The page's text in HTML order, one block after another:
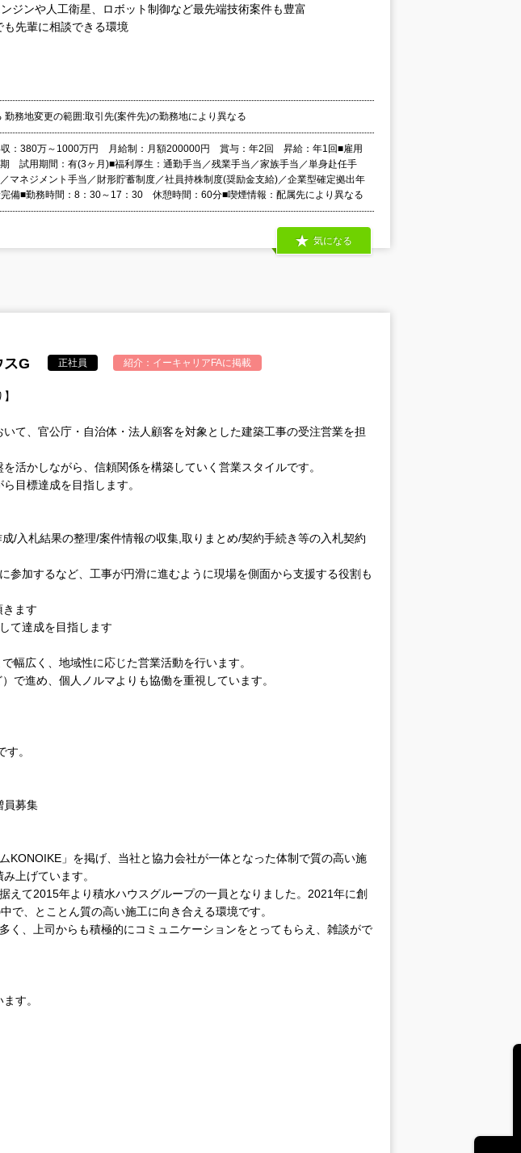
ジンや人工衛星、ロボット制御など最先端技術案件も豊富
も先輩に相談できる環境
勤務地変更の範囲:取引先(案件先)の勤務地により異なる
収：380万～1000万円 月給制：月額200000円 賞与：年2回 昇給：年1回■雇用
試用期間：有(3ヶ月)■福利厚生：通勤手当／残業手当／家族手当／単身赴任手
マネジメント手当／財形貯蓄制度／社員持株制度(奨励金支給)／企業型確定拠出年
備■勤務時間：8：30～17：30 休憩時間：60分■喫煙情報：配属先により異なる
気になる
G 正社員 紹介： イーキャリアFAに掲載
て、官公庁・自治体・法人顧客を対象とした建築工事の受注営業を担
活かしながら、信頼関係を構築していく営業スタイルです。
目標達成を目指します。
/入札結果の整理/案件情報の収集,取りまとめ/契約手続き等の入札契約
参加するなど、工事が円滑に進むように現場を側面から支援する役割も
ます
て達成を目指します
幅広く、地域性に応じた営業活動を行います。
で進め、個人ノルマよりも協働を重視しています。
。
員募集
KONOIKE」を掲げ、当社と協力会社が一体となった体制で質の高い施
上げています。
えて2015年より積水ハウスグループの一員となりました。2021年に創
で、とことん質の高い施工に向き合える環境です。
く、上司からも積極的にコミュニケーションをとってもらえ、雑談がで
す。